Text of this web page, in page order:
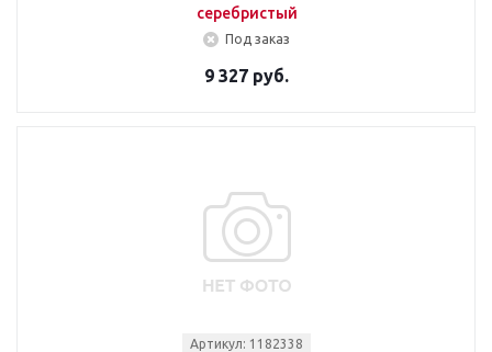
серебристый
Под заказ
9 327 руб.
Артикул: 1182338